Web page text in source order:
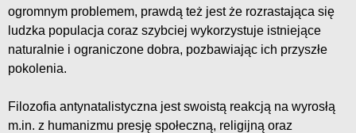
ogromnym problemem, prawdą też jest że rozrastająca się
ludzka populacja coraz szybciej wykorzystuje istniejące
naturalnie i ograniczone dobra, pozbawiając ich przyszłe
pokolenia.
Filozofia antynatalistyczna jest swoistą reakcją na wyrosłą
m.in. z humanizmu presję społeczną, religijną oraz